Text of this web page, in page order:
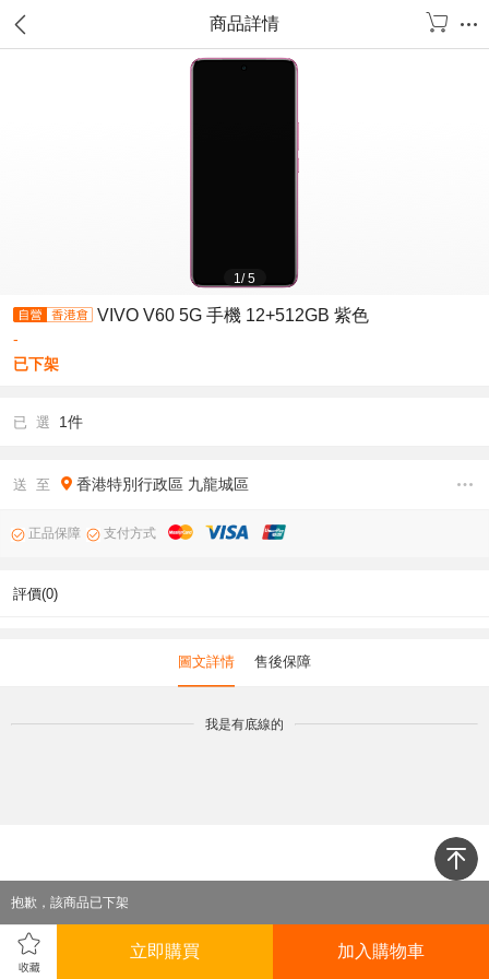
商品詳情
1/5
VIVO V60 5G 手機 12+512GB 紫色
-
已下架
已 選 1件
送 至 香港特別行政區 九龍城區
正品保障 支付方式
評價(0)
圖文詳情 售後保障
我是有底線的
抱歉，該商品已下架
立即購買 加入購物車